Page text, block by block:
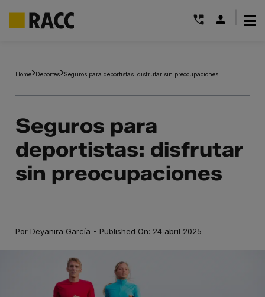
contenido
Home Deportes Seguros para deportistas: disfrutar sin preocupaciones
Seguros para
deportistas: disfrutar
sin preocupaciones
Por Deyanira García · Published On: 24 abril 2025